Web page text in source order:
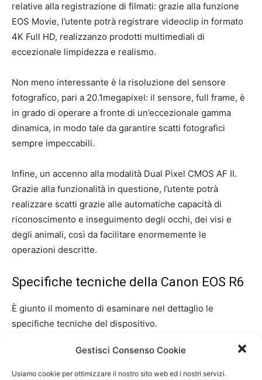
Gestisci Consenso Cookie
Usiamo cookie per ottimizzare il nostro sito web ed i nostri servizi.
relative alla registrazione di filmati: grazie alla funzione
EOS Movie, l’utente potrà registrare videoclip in formato
4K Full HD, realizzanzo prodotti multimediali di
eccezionale limpidezza e realismo.
Non meno interessante è la risoluzione del sensore
fotografico, pari a 20.1megapixel: il sensore, full frame, è
in grado di operare a fronte di un’eccezionale gamma
dinamica, in modo tale da garantire scatti fotografici
sempre impeccabili.
Infine, un accenno alla modalità Dual Pixel CMOS AF II.
Grazie alla funzionalità in questione, l’utente potrà
realizzare scatti grazie alle automatiche capacità di
riconoscimento e inseguimento degli occhi, dei visi e
degli animali, così da facilitare enormemente le
operazioni descritte.
Specifiche tecniche della Canon EOS R6
È giunto il momento di esaminare nel dettaglio le
specifiche tecniche del dispositivo.
Partendo dal sensore fotografico, la Canon EOS R6 vanta
un sensore che, pur disponendo di 21.4 megapixel,